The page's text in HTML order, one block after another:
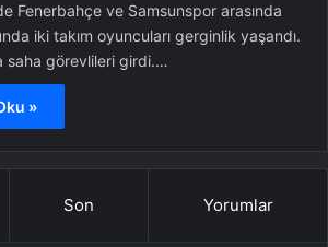
Fenerbahçe ve Samsunspor arasında
iki takım oyuncuları gerginlik yaşandı.
saha görevlileri girdi.…
»
Son Yorumlar